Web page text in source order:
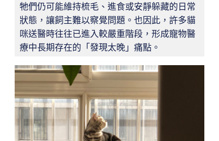
牠們仍可能維持梳毛、進食或安靜躲藏的日常
狀態，讓飼主難以察覺問題。也因此，許多貓
咪送醫時往往已進入較嚴重階段，形成寵物醫
療中長期存在的「發現太晚」痛點。